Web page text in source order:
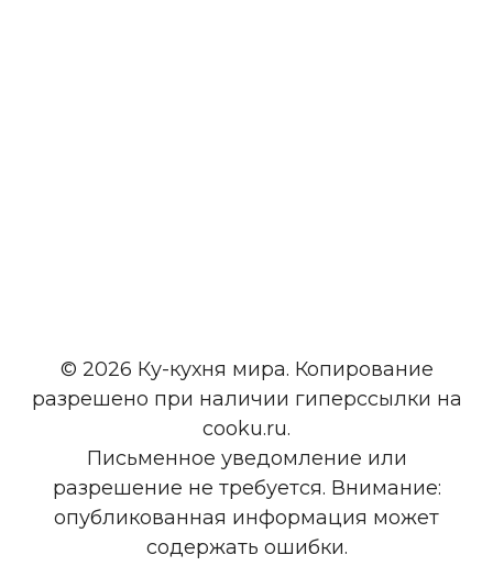
© 2026 Ку-кухня мира. Копирование
разрешено при наличии гиперссылки на
cooku.ru.
Письменное уведомление или
разрешение не требуется. Внимание:
опубликованная информация может
содержать ошибки.